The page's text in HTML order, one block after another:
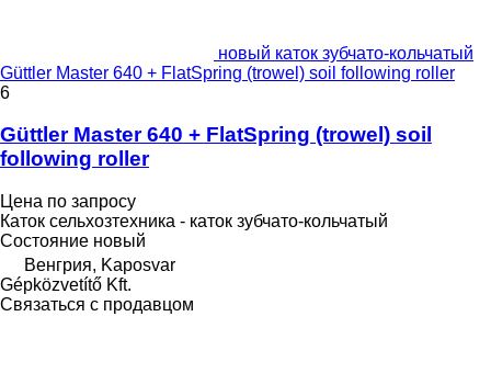
новый каток зубчато-кольчатый
Güttler Master 640 + FlatSpring (trowel) soil following roller
6
Güttler Master 640 + FlatSpring (trowel) soil
following roller
Цена по запросу
Каток сельхозтехника - каток зубчато-кольчатый
Состояние новый
Венгрия, Kaposvar
Gépközvetítő Kft.
Связаться с продавцом